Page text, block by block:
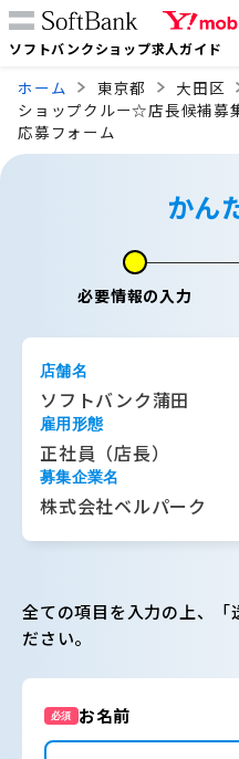
ソフトバンクショップ求人ガイド
ホーム 東京都 大田区
ショップクルー☆店長候補募
応募フォーム
かん
必要情報の入力
店舗名
ソフトバンク蒲田
雇用形態
正社員（店長）
募集企業名
株式会社ベルパーク
全ての項目を入力の上、「
ださい。
必須 お名前